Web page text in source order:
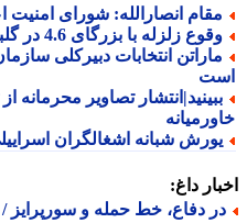
انصارالله: شورای امنیت
زلزله با بزرگای 4.6 در گلباف کرمان
انتخابات دبیرکلی سازمان
تصاویر محرمانه
شبانه اشغالگران اسراییلی
داغ:
دفاع، خط حمله و سورپرایز /